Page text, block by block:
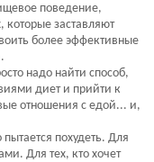
поведение,
которые заставляют
более эффективные
надо найти способ,
диет и прийти к
отношения с едой... и,
похудеть. Для
Для тех, кто хочет